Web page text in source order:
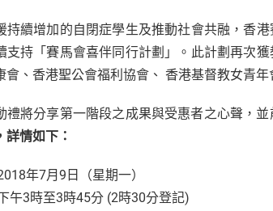
持續增加的自閉症學生及推動社會共融，香
支持「賽馬會喜伴同行計劃」。此計劃再次
會、香港聖公會福利協會、 香港基督教女青
禮將分享第一階段之成果與受惠者之心聲，並
詳情如下：
年7月9日（星期一）
午3時至3時45分 (2時30分登記)